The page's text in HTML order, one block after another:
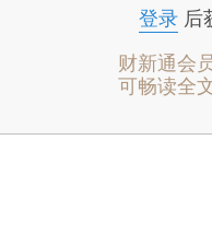
登录后
财新通会
可畅读全